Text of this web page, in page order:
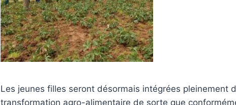
Les jeunes filles seront désormais intégrées pleinement
transformation agro-alimentaire de sorte que